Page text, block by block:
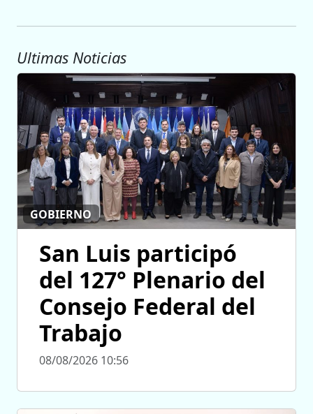
Ultimas Noticias
GOBIERNO
San Luis participó
del 127° Plenario del
Consejo Federal del
Trabajo
08/08/2026 10:56